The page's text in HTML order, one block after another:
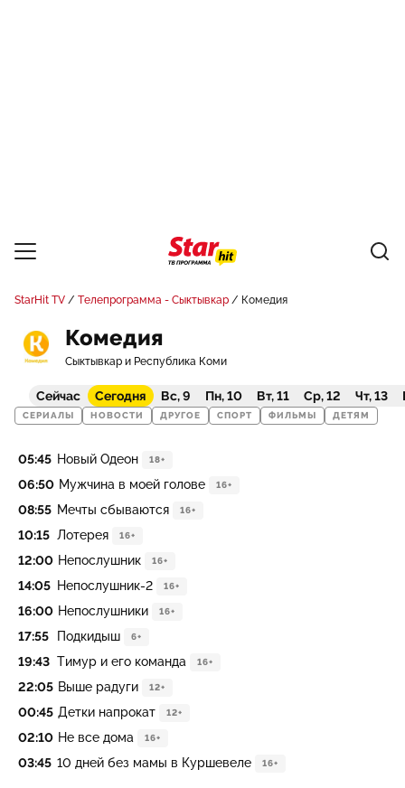
StarHit TV Телепрограмма - Сыктывкар Комедия
Комедия
Сыктывкар и Республика Коми
Сейчас Сегодня Вс, 9 Пн, 10 Вт, 11 Ср, 12 Чт, 13
СЕРИАЛЫ НОВОСТИ ДРУГОЕ СПОРТ ФИЛЬМЫ ДЕТЯМ
05:45 Новый Одеон 18+
06:50 Мужчина в моей голове 16+
08:55 Мечты сбываются 16+
10:15 Лотерея 16+
12:00 Непослушник 16+
14:05 Непослушник-2 16+
16:00 Непослушники 16+
17:55 Подкидыш 6+
19:43 Тимур и его команда 16+
22:05 Выше радуги 12+
00:45 Детки напрокат 12+
02:10 Не все дома 16+
03:45 10 дней без мамы в Куршевеле 16+